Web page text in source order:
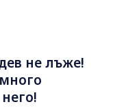
не лъже!